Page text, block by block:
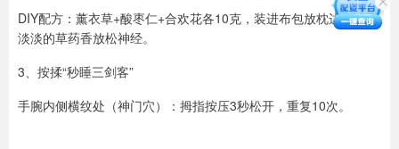
DIY配方：薰衣草+酸枣仁+合欢花各10克，装进布包放枕边，闻着
淡淡的草药香放松神经。
3、按揉“秒睡三剑客”
手腕内侧横纹处（神门穴）：拇指按压3秒松开，重复10次。